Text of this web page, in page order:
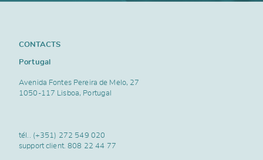
CONTACTS
Portugal
Avenida Fontes Pereira de Melo, 27
1050-117 Lisboa, Portugal
tél.. (+351) 272 549 020
support client.808 22 44 77